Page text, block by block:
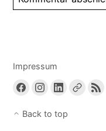
Impressum
Back to top